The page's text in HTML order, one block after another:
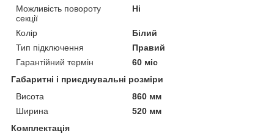
Можливість повороту
секції
Ні
Колір
Білий
Тип підключення
Правий
Гарантійний термін
60 міс
Габаритні і приєднувальні розміри
Висота
860 мм
Ширина
520 мм
Комплектація